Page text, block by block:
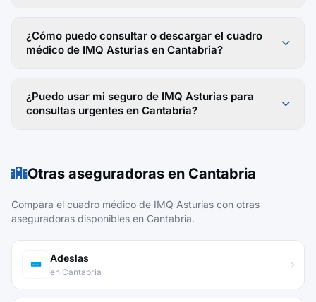
¿Cómo puedo consultar o descargar el cuadro
médico de IMQ Asturias en Cantabria?
¿Puedo usar mi seguro de IMQ Asturias para
consultas urgentes en Cantabria?
Otras aseguradoras en Cantabria
Compara el cuadro médico de IMQ Asturias con otras
aseguradoras disponibles en Cantabria.
Adeslas
en Cantabria